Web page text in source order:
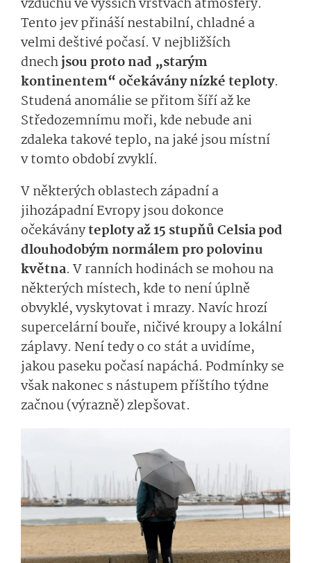
vzduchu ve vyšších vrstvách atmosféry.
Tento jev přináší nestabilní, chladné a
velmi deštivé počasí. V nejbližších
dnechjsou proto nad „starým
kontinentem“ očekávány nízké teploty.
Studená anomálie se přitom šíří až ke
Středozemnímu moři, kde nebude ani
zdaleka takové teplo, na jaké jsou místní
v tomto období zvyklí.
V některých oblastech západní a
jihozápadní Evropy jsou dokonce
očekáványteploty až 15 stupňů Celsia pod
dlouhodobým normálem pro polovinu
května. V ranních hodinách se mohou na
některých místech, kde to není úplně
obvyklé, vyskytovat i mrazy. Navíc hrozí
supercelární bouře, ničivé kroupy a lokální
záplavy. Není tedy o co stát a uvidíme,
jakou paseku počasí napáchá. Podmínky se
však nakonec s nástupem příštího týdne
začnou (výrazně) zlepšovat.